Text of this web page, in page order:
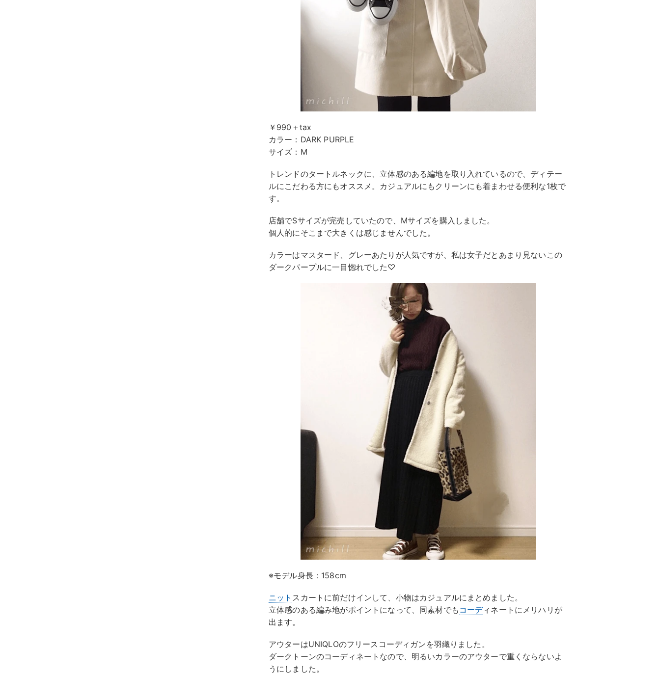
￥990＋tax
カラー：DARK PURPLE
サイズ：M
トレンドのタートルネックに、立体感のある編地を取り入れているので、ディテー
ルにこだわる方にもオススメ。カジュアルにもクリーンにも着まわせる便利な1枚で
す。
店舗でSサイズが完売していたので、Mサイズを購入しました。
個人的にそこまで大きくは感じませんでした。
カラーはマスタード、グレーあたりが人気ですが、私は女子だとあまり見ないこの
ダークパープルに一目惚れでした♡
※モデル身長：158cm
ニット スカートに前だけインして、小物はカジュアルにまとめました。
立体感のある編み地がポイントになって、同素材でも コーディネートにメリハリが
出ます。
アウターはUNIQLOのフリースコーディガンを羽織りました。
ダークトーンのコーディネートなので、明るいカラーのアウターで重くならないよ
うにしました。